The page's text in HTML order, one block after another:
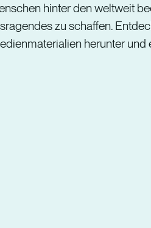
hinter den weltweit
zu schaffen.
herunter und